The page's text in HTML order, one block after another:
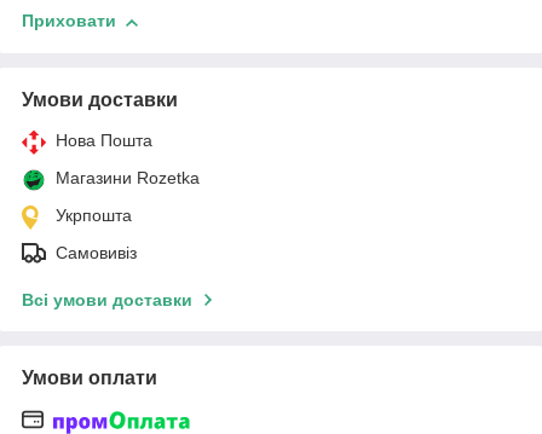
Приховати
Умови доставки
Нова Пошта
Магазини Rozetka
Укрпошта
Самовивіз
Всі умови доставки
Умови оплати